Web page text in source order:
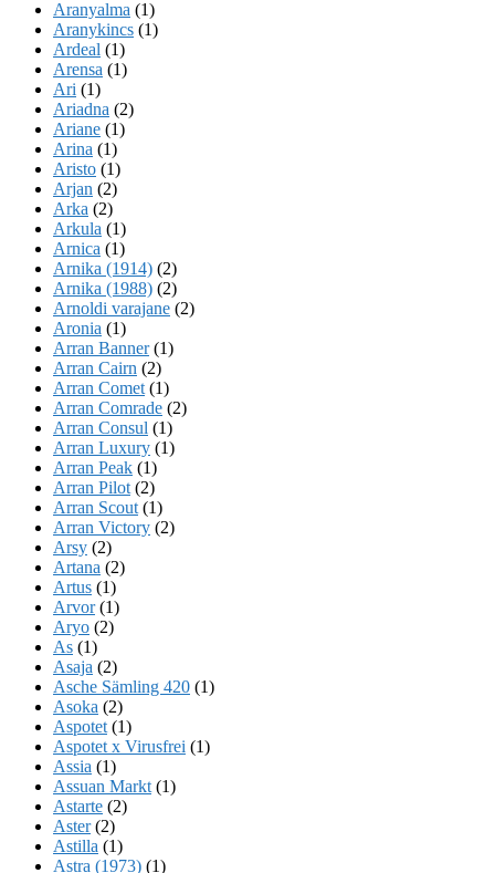
Aranyalma (1)
Aranykincs (1)
Ardeal (1)
Arensa (1)
Ari (1)
Ariadna (2)
Ariane (1)
Arina (1)
Aristo (1)
Arjan (2)
Arka (2)
Arkula (1)
Arnica (1)
Arnika (1914) (2)
Arnika (1988) (2)
Arnoldi varajane (2)
Aronia (1)
Arran Banner(1)
Arran Cairn (2)
Arran Comet (1)
Arran Comrade (2)
Arran Consul (1)
Arran Luxury (1)
Arran Peak (1)
Arran Pilot (2)
Arran Scout (1)
Arran Victory (2)
Arsy (2)
Artana (2)
Artus (1)
Arvor(1)
Aryo (2)
As (1)
Asaja (2)
Asche Sämling 420 (1)
Asoka (2)
Aspotet (1)
Aspotet x Virusfrei (1)
Assia (1)
Assuan Markt (1)
Astarte (2)
Aster(2)
Astilla (1)
Astra (1973) (1)